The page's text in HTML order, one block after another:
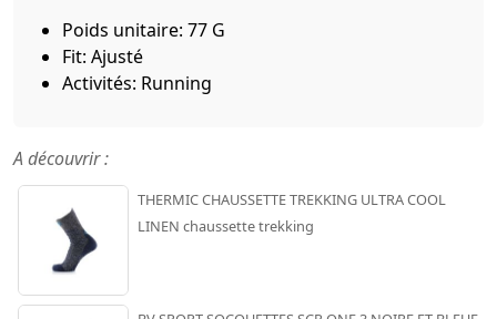
Poids unitaire: 77 G
Fit: Ajusté
Activités: Running
A découvrir :
THERMIC CHAUSSETTE TREKKING ULTRA COOL
LINEN chaussette trekking